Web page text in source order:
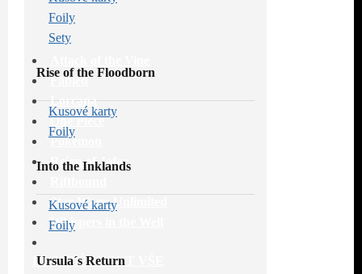
Fabled
Lorcana
One Piece
Pokémon
Reign of Jafar
Star Wars: Unlimited
Whispers in the Well
PROHLÉDNOUT VŠE
Foily
Sety
Rise of the Floodborn
Kusové karty
Foily
Into the Inklands
Kusové karty
Foily
Ursula´s Return